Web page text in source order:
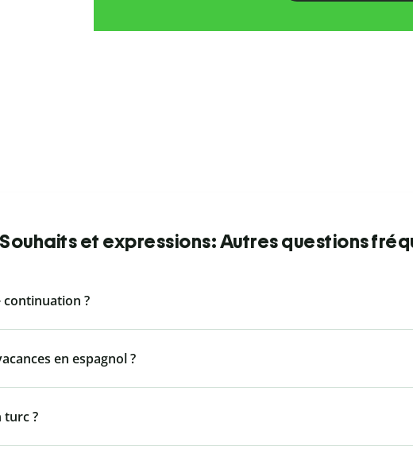
Souhaits et expressions: Autres questions
?
en espagnol ?
turc ?